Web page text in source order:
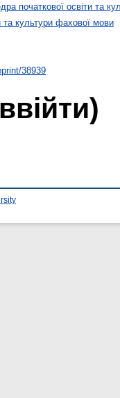
початкової освіти та
та культури фахової мови
38939